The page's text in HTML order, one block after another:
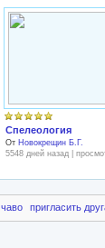
Спелеология
От Новокрещин Б.Г.
5548 дней назад |
чаво пригласить